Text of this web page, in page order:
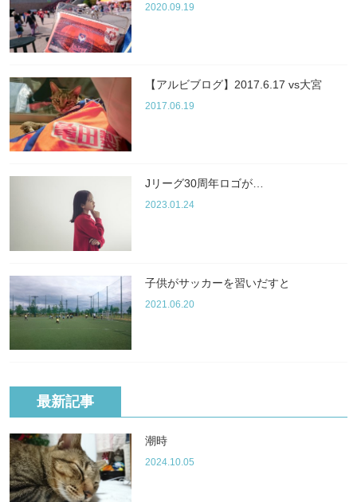
2020.09.19
【アルビブログ】2017.6.17 vs大宮
2017.06.19
Jリーグ30周年ロゴが…
2023.01.24
子供がサッカーを習いだすと
2021.06.20
最新記事
潮時
2024.10.05